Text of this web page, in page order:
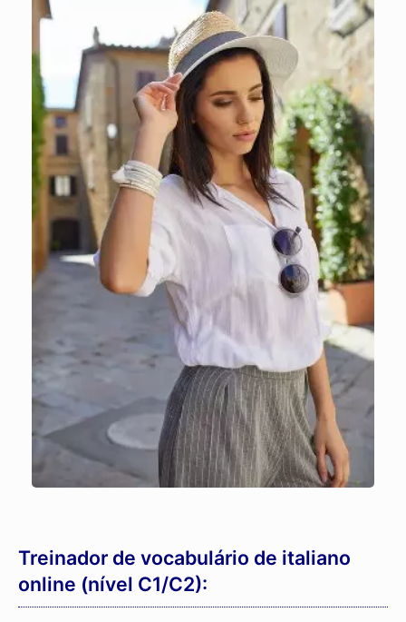
Treinador de vocabulário de italiano
online (nível C1/C2):